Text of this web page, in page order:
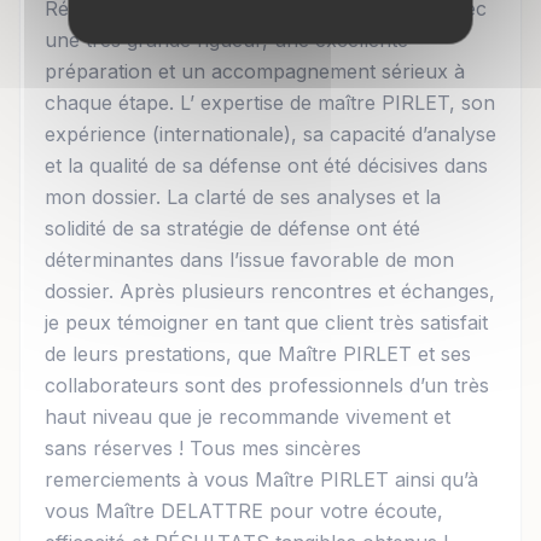
Résultats à l’appui, mon dossier a été traité avec
une très grande rigueur, une excellente
préparation et un accompagnement sérieux à
chaque étape. L’ expertise de maître PIRLET, son
expérience (internationale), sa capacité d’analyse
et la qualité de sa défense ont été décisives dans
mon dossier. La clarté de ses analyses et la
solidité de sa stratégie de défense ont été
déterminantes dans l’issue favorable de mon
dossier. Après plusieurs rencontres et échanges,
je peux témoigner en tant que client très satisfait
de leurs prestations, que Maître PIRLET et ses
collaborateurs sont des professionnels d’un très
haut niveau que je recommande vivement et
sans réserves ! Tous mes sincères
remerciements à vous Maître PIRLET ainsi qu’à
vous Maître DELATTRE pour votre écoute,